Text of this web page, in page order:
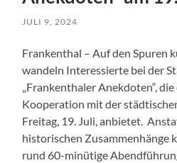
JULI 9, 2024
Frankenthal – Auf den Spuren
wandeln Interessierte bei der
„Frankenthaler Anekdoten“,
Kooperation mit der
Freitag, 19. Juli, anbietet.
historischen Zusammenhänge
rund 60-minütige